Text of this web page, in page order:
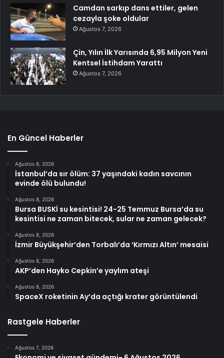
Camdan sarkıp dans ettiler, gelen
cezayla şoke oldular
Ağustos 7, 2026
Çin, Yılın İlk Yarısında 6,95 Milyon Yeni
Kentsel İstihdam Yarattı
Ağustos 7, 2026
En Güncel Haberler
Ağustos 8, 2026
İstanbul’da sır ölüm: 37 yaşındaki kadın savcının
evinde ölü bulundu!
Ağustos 8, 2026
Bursa BUSKİ su kesintisi! 24-25 Temmuz Bursa’da su
kesintisi ne zaman bitecek, sular ne zaman gelecek?
Ağustos 8, 2026
İzmir Büyükşehir’den Torbalı’da ‘Kırmızı Altın’ mesaisi
Ağustos 8, 2026
AKP’den Hayko Cepkin’e yaylım ateşi
Ağustos 8, 2026
SpaceX roketinin Ay’da açtığı krater görüntülendi
Rastgele Haberler
Ağustos 7, 2026